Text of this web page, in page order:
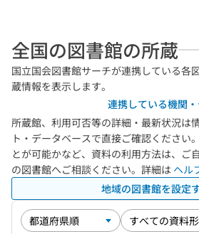
全国の図書館の所蔵
国立国会図書館サーチが連携している各
蔵情報を表示します。
連携している機関
所蔵館、利用可否等の詳細・最新状況は
ト・データベースで直接ご確認ください
とが可能かなど、資料の利用方法は、ご
の図書館へご相談ください。詳細は ヘル
地域の図書館を設定